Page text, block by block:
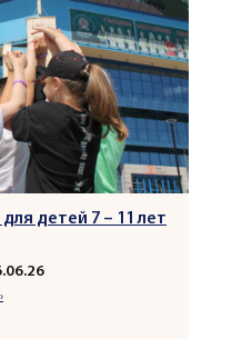
детей 7 – 11 лет